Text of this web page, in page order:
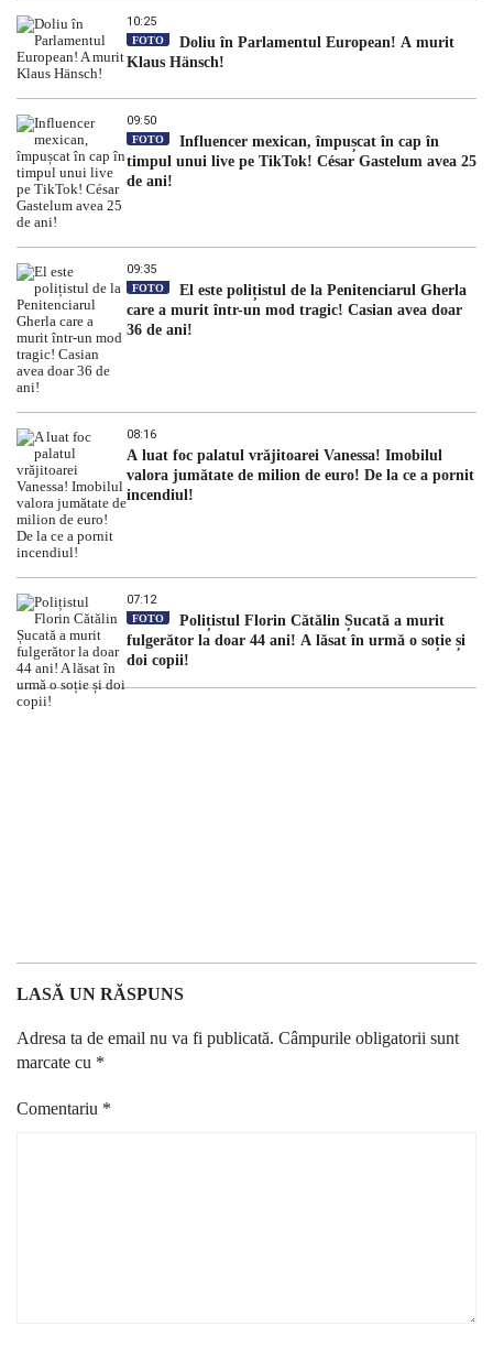
10:25
FOTO
Doliu în Parlamentul European! A murit
Klaus Hänsch!
09:50
FOTO
Influencer mexican, împușcat în cap în
timpul unui live pe TikTok! César Gastelum avea 25
de ani!
09:35
FOTO
El este polițistul de la Penitenciarul Gherla
care a murit într-un mod tragic! Casian avea doar
36 de ani!
08:16
A luat foc palatul vrăjitoarei Vanessa! Imobilul
valora jumătate de milion de euro! De la ce a pornit
incendiul!
07:12
FOTO
Polițistul Florin Cătălin Șucată a murit
fulgerător la doar 44 ani! A lăsat în urmă o soție și
doi copii!
LASĂ UN RĂSPUNS
Adresa ta de email nu va fi publicată. Câmpurile obligatorii sunt
marcate cu *
Comentariu *